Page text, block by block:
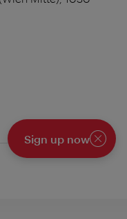
Sign up now
Cerrar